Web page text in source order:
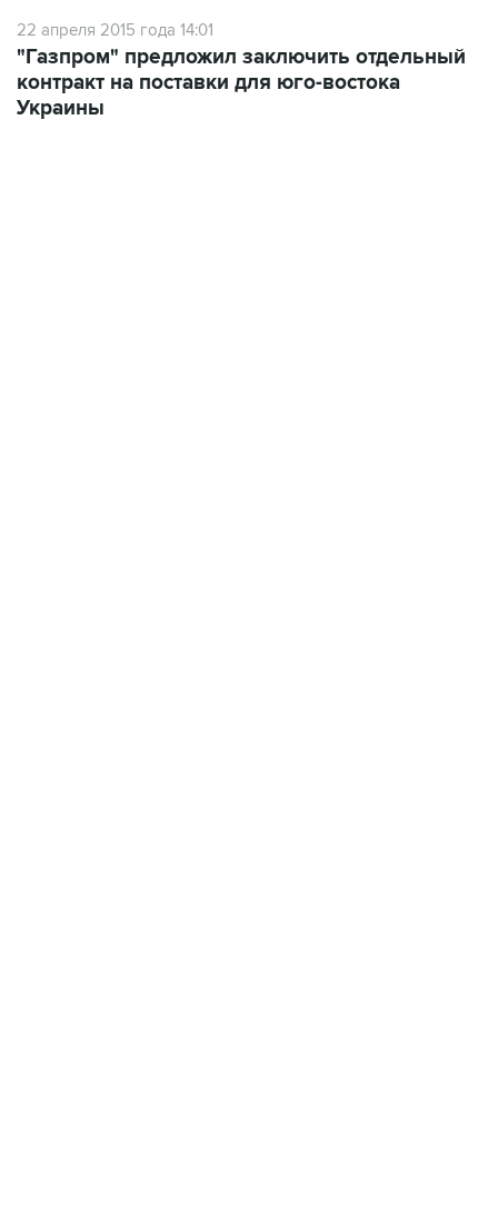
22 апреля 2015 года 14:01
"Газпром" предложил заключить отдельный
контракт на поставки для юго-востока
Украины